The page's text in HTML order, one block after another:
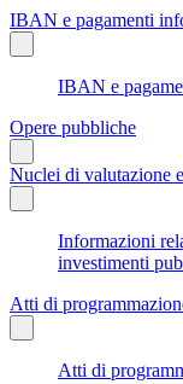
IBAN e pagamenti
IBAN e
Opere pubbliche
Nuclei di valutazione
Informazioni
investimenti
Atti di
Atti di